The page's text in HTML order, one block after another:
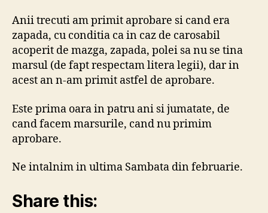
Anii trecuti am primit aprobare si cand era
zapada, cu conditia ca in caz de carosabil
acoperit de mazga, zapada, polei sa nu se tina
marsul (de fapt respectam litera legii), dar in
acest an n-am primit astfel de aprobare.
Este prima oara in patru ani si jumatate, de
cand facem marsurile, cand nu primim
aprobare.
Ne intalnim in ultima Sambata din februarie.
Share this: